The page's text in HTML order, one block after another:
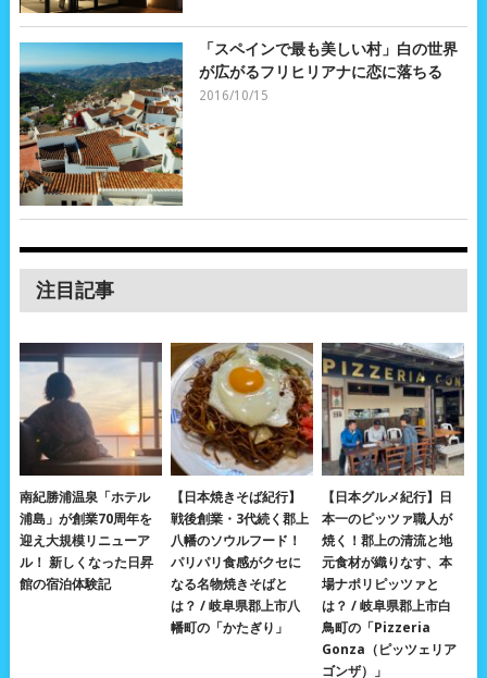
「スペインで最も美しい村」白の世界
が広がるフリヒリアナに恋に落ちる
2016/10/15
注目記事
南紀勝浦温泉「ホテル
浦島」が創業70周年を
迎え大規模リニューア
ル！ 新しくなった日昇
館の宿泊体験記
【日本焼きそば紀行】
戦後創業・3代続く郡上
八幡のソウルフード！
パリパリ食感がクセに
なる名物焼きそばと
は？ / 岐阜県郡上市八
幡町の「かたぎり」
【日本グルメ紀行】日
本一のピッツァ職人が
焼く！郡上の清流と地
元食材が織りなす、本
場ナポリピッツァと
は？ / 岐阜県郡上市白
鳥町の「Pizzeria
Gonza（ピッツェリア
ゴンザ）」